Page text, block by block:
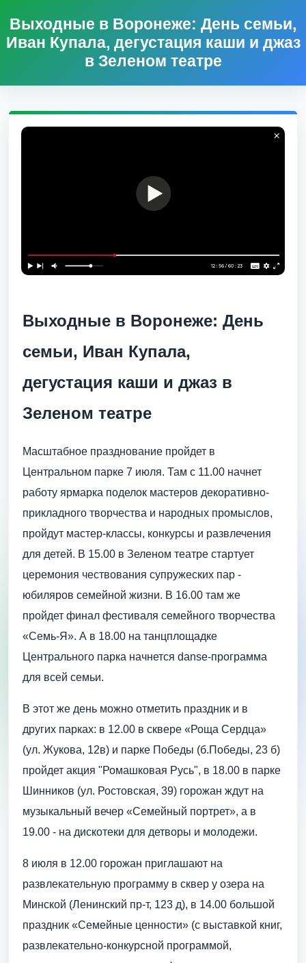
Выходные в Воронеже: День семьи,
Иван Купала, дегустация каши и джаз
в Зеленом театре
Выходные в Воронеже: День
семьи, Иван Купала,
дегустация каши и джаз в
Зеленом театре
Масштабное празднование пройдет в
Центральном парке 7 июля. Там с 11.00 начнет
работу ярмарка поделок мастеров декоративно-
прикладного творчества и народных промыслов,
пройдут мастер-классы, конкурсы и развлечения
для детей. В 15.00 в Зеленом театре стартует
церемония чествования супружеских пар -
юбиляров семейной жизни. В 16.00 там же
пройдет финал фестиваля семейного творчества
«Семь-Я». А в 18.00 на танцплощадке
Центрального парка начнется danse-программа
для всей семьи.
В этот же день можно отметить праздник и в
других парках: в 12.00 в сквере «Роща Сердца»
(ул. Жукова, 12в) и парке Победы (б.Победы, 23 б)
пройдет акция "Ромашковая Русь", в 18.00 в парке
Шинников (ул. Ростовская, 39) горожан ждут на
музыкальный вечер «Семейный портрет», а в
19.00 - на дискотеки для детворы и молодежи.
8 июля в 12.00 горожан приглашают на
развлекательную программу в сквер у озера на
Минской (Ленинский пр-т, 123 д), в 14.00 большой
праздник «Семейные ценности» (с выставкой книг,
развлекательно-конкурсной программой,